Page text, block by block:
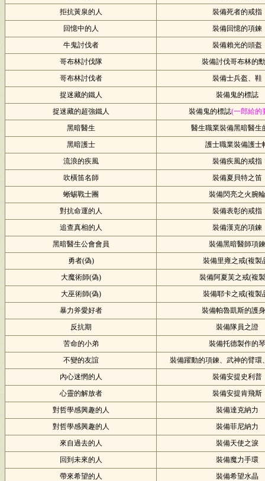
拒抗黃泉的人
裝備死者的戒指
回憶中的人
裝備回憶的項鍊
牛鬼討伐者
裝備賴光的頭盔
哥布林討伐隊
裝備討伐哥布林的
哥布林討伐者
裝備士兵盔、鞋
捉迷藏的鐵人
裝備鬼的標誌
捉迷藏的超強鐵人
裝備鬼的標誌(一郎給的
黑暗醫生
醫生職業裝備黑暗醫生
黑暗護士
護士職業裝備護士
流浪的疾風
裝備疾風的戒指
吹橫笛名師
裝備夏貝特之笛
蜥蜴戰士團
裝備閃亮之火腕輪
對抗命運的人
裝備表彰的戒指
追查真相的人
裝備漢克的項鍊
黑暗醫生公會會員
裝備黑暗醫師項鍊
勇者(偽)
裝備里雍之戒(複製
大魔術師(偽)
裝備阿夏芙之戒(複
大巫術師(偽)
裝備耶卡之戒(複製
暴力斧愛好者
裝備帕魯凱斯的護
反抗期
裝備隊員之證
苦命的小弟
裝備托德製作的琴
不變的友誼
裝備躍動的項鍊、武神的臂環
內心迷惘的人
裝備安提史利普
心靈的解放者
裝備安提肯飛斯
對哲學感興趣的人
裝備達克納力
對哲學感興趣的人
裝備菲尼納力
來自過去的人
裝備天使之淚
回到未來的人
裝備魔力手環
帶來希望的人
裝備希望水晶